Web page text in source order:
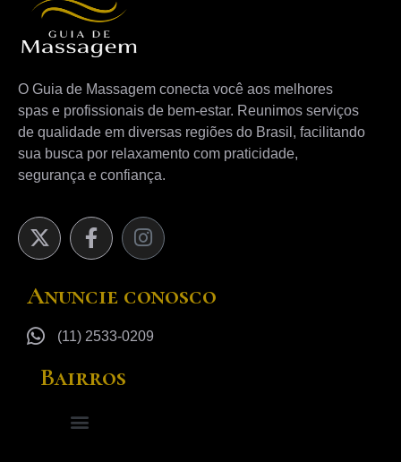
O Guia de Massagem conecta você aos melhores
spas e profissionais de bem-estar. Reunimos serviços
de qualidade em diversas regiões do Brasil, facilitando
sua busca por relaxamento com praticidade,
segurança e confiança.
Anuncie conosco
(11) 2533-0209
Bairros